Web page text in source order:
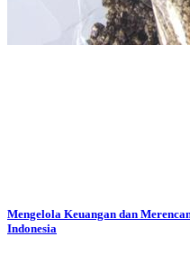
Mengelola Keuangan dan
Indonesia